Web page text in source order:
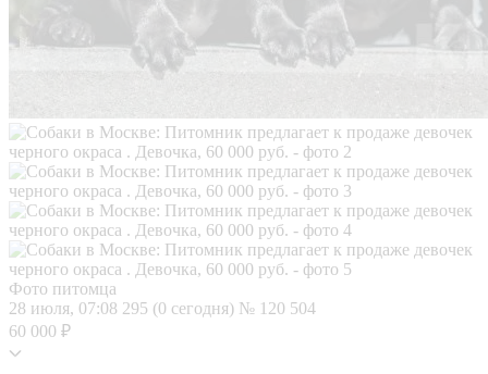
Фото питомца
28 июля, 07:08 295 (0 сегодня) № 120 504
60 000 ₽